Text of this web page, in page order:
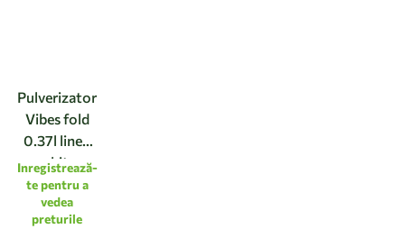
Pulverizator
Vibes fold
0.37l linen
white
Inregistrează-
te pentru a
vedea
preturile